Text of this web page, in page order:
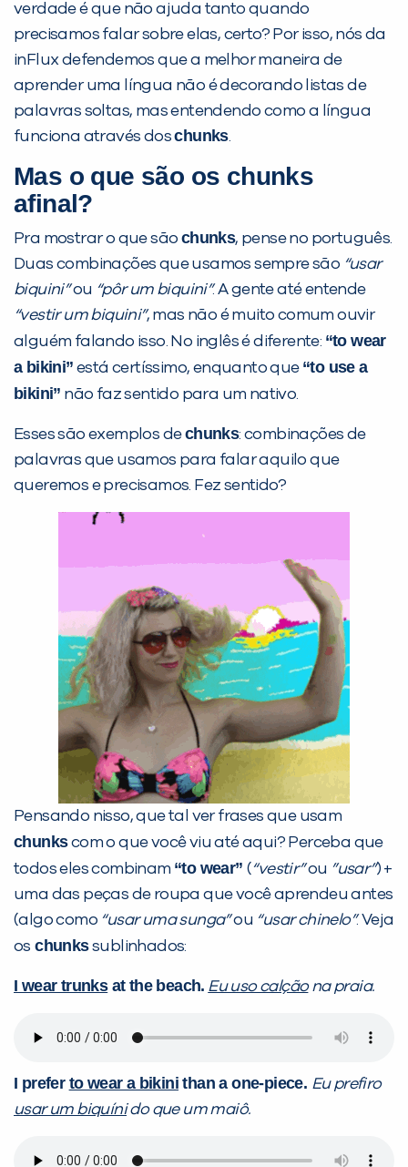
verdade é que não ajuda tanto quando
precisamos falar sobre elas, certo? Por isso, nós da
inFlux defendemos que a melhor maneira de
aprender uma língua não é decorando listas de
palavras soltas, mas entendendo como a língua
funciona através doschunks.
Mas o que são os chunks
afinal?
Pra mostrar o que são chunks, pense no português.
Duas combinações que usamos sempre são “usar
biquini”ou “pôr um biquini”. A gente até entende
“vestir um biquini”, mas não é muito comum ouvir
alguém falando isso. No inglês é diferente: “to wear
a bikini” está certíssimo, enquanto que “to use a
bikini” não faz sentido para um nativo.
Esses são exemplos dechunks: combinações de
palavras que usamos para falar aquilo que
queremos e precisamos. Fez sentido?
Pensando nisso, que tal ver frases que usam
chunkscom o que você viu até aqui? Perceba que
todos eles combinam “to wear” (“vestir”ou ”usar”) +
uma das peças de roupa que você aprendeu antes
(algo como “usar uma sunga”ou “usar chinelo”. Veja
os chunkssublinhados:
I wear trunksat the beach. Eu uso calçãona praia.
I prefer to wear a bikini than a one-piece. Eu prefiro
usar um biquínido que um maiô.